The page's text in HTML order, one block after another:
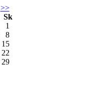
>>
Sk
1
8
15
22
29